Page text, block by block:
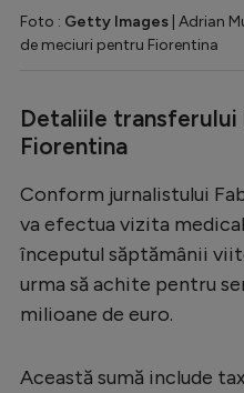
Foto : Getty Images | Adrian
de meciuri pentru Fiorentina
Detaliile transferului
Fiorentina
Conform jurnalistului
va efectua vizita
începutul săptămânii
urma să achite pentru
milioane de euro.
Această sumă include